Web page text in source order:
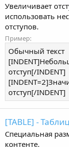
Увеличивает
использовать
отступов.
Пример:
Обычный текст
отступ[/INDENT]
отступ[/INDENT]
[TABLE] -
Специальная
контенте.